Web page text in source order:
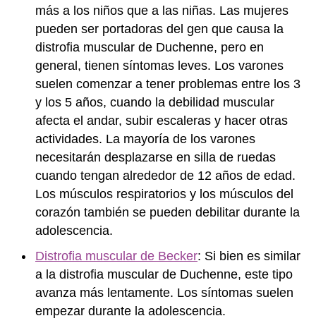
más a los niños que a las niñas. Las mujeres
pueden ser portadoras del gen que causa la
distrofia muscular de Duchenne, pero en
general, tienen síntomas leves. Los varones
suelen comenzar a tener problemas entre los 3
y los 5 años, cuando la debilidad muscular
afecta el andar, subir escaleras y hacer otras
actividades. La mayoría de los varones
necesitarán desplazarse en silla de ruedas
cuando tengan alrededor de 12 años de edad.
Los músculos respiratorios y los músculos del
corazón también se pueden debilitar durante la
adolescencia.
Distrofia muscular de Becker: Si bien es similar
a la distrofia muscular de Duchenne, este tipo
avanza más lentamente. Los síntomas suelen
empezar durante la adolescencia.